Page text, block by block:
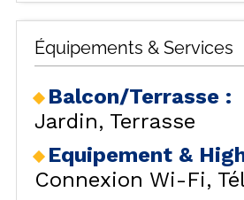
Équipements & Services
Balcon/Terrasse :
Jardin Terrasse
Equipement &
Connexion Wi-Fi